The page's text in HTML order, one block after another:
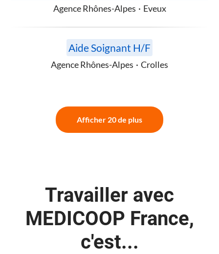
Agence Rhônes-Alpes · Eveux
Aide Soignant H/F
Agence Rhônes-Alpes · Crolles
Afficher 20 de plus
Travailler avec
MEDICOOP France,
c'est...